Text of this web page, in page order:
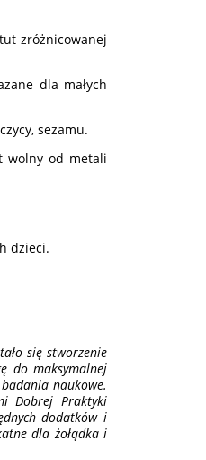
zróżnicowanej
dla małych
sezamu.
wolny od metali
dzieci.
się stworzenie
do maksymalnej
naukowe.
Dobrej Praktyki
dodatków i
dla żołądka i